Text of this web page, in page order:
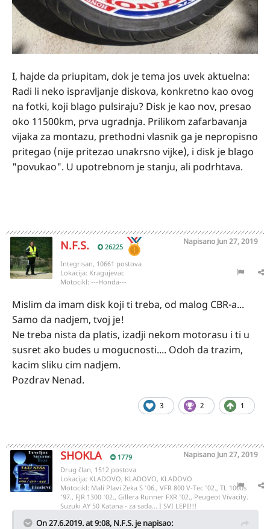
I, hajde da priupitam, dok je tema jos uvek aktuelna:
Radi li neko ispravljanje diskova, konkretno kao ovog
na fotki, koji blago pulsiraju? Disk je kao nov, presao
oko 11500km, prva ugradnja. Prilikom zafarbavanja
vijaka za montazu, prethodni vlasnik ga je nepropisno
pritegao (nije pritezao unakrsno vijke), i disk je blago
"povukao". U upotrebnom je stanju, ali podrhtava.
N.F.S. 26225
Napisano Jun 27, 2019
Integrisan, 10661 postova
Lokacija: Kragujevac
Motocikl: ---Honda---
Mislim da imam disk koji ti treba, od malog CBR-a...
Samo da nadjem, tvoj je!
Ne treba nista da platis, izadji nekom motorasu i ti u
susret ako budes u mogucnosti.... Odoh da trazim,
kacim sliku cim nadjem.
Pozdrav Nenad.
3 2 1
SHOKLA 1779 Napisano Jun 27, 2019
Drug član, 1512 postova
Lokacija: KLADOVO, KLADOVO, KLADOVO
Motocikl: Mali Plavi Zeka S '06., VFR 800 V-Tec '02., TL 1000s
'97., FJR 1300 '02., Gillera Runner FXR '02., Peugeot Vivacity.
Suzuki AY 50 Katana - za sada... I SVI LEPI!!!
On 27.6.2019. at 9:08, N.F.S. je napisao: